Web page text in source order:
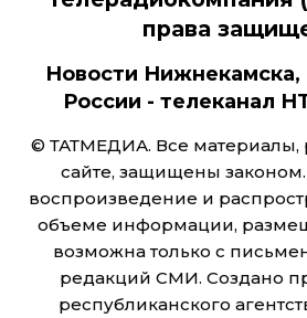
права
Новости Нижнекамска,
России - телеканал
© ТАТМЕДИА. Все
сайте, защищены
воспроизведение и
объеме информации,
возможна только с
редакций СМИ. Создано
республиканского